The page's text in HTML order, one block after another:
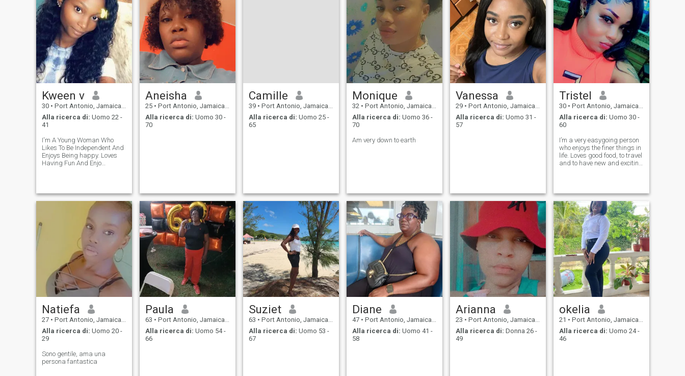
Kween v
30 • Port Antonio, Jamaica, Giamaica
Alla ricerca di: Uomo 22 -
41
I'm A Young Woman Who
Likes To Be Independent And
Enjoys Being happy. Loves
Having Fun And Enjo
Aneisha
25 • Port Antonio, Jamaica, Giamaica
Alla ricerca di: Uomo 30 -
70
Camille
39 • Port Antonio, Jamaica, Giamaica
Alla ricerca di: Uomo 25 -
65
Monique
32 • Port Antonio, Jamaica, Giamaica
Alla ricerca di: Uomo 36 -
70
Am very down to earth
Vanessa
29 • Port Antonio, Jamaica, Giamaica
Alla ricerca di: Uomo 31 -
57
Tristel
30 • Port Antonio, Jamaica, Giamaica
Alla ricerca di: Uomo 30 -
60
I’m a very easygoing person
who enjoys the finer things in
life. Loves good food, to travel
and to have new and exciting
Natiefa
27 • Port Antonio, Jamaica, Giamaica
Alla ricerca di: Uomo 20 -
29
Sono gentile, ama una
persona fantastica
Paula
63 • Port Antonio, Jamaica, Giamaica
Alla ricerca di: Uomo 54 -
66
Suziet
63 • Port Antonio, Jamaica, Giamaica
Alla ricerca di: Uomo 53 -
67
Diane
47 • Port Antonio, Jamaica, Giamaica
Alla ricerca di: Uomo 41 -
58
Arianna
23 • Port Antonio, Jamaica, Giamaica
Alla ricerca di: Donna 26 -
49
okelia
21 • Port Antonio, Jamaica, Giamaica
Alla ricerca di: Uomo 24 -
46